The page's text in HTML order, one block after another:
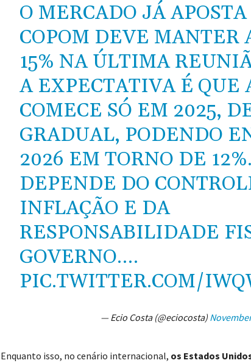
O MERCADO JÁ
COPOM DEVE MANTER
15% NA ÚLTIMA
A EXPECTATIVA É QUE
COMECE SÓ EM 2025,
GRADUAL, PODENDO
2026 EM TORNO DE
DEPENDE DO
INFLAÇÃO E DA
RESPONSABILIDADE
GOVERNO.…
PIC.TWITTER.COM/
— Ecio Costa (@eciocosta)
Enquanto isso, no cenário internacional, os Estados